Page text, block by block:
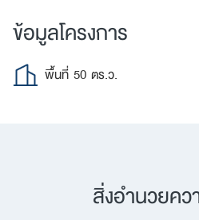
ข้อมูลโครงการ
พื้นที่ 50 ตร.ว.
สิ่งอำนวยคว